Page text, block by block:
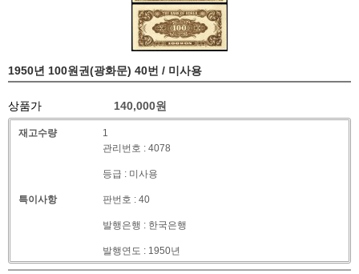
1950년 100원권(광화문) 40번 / 미사용
상품가 140,000원
재고수량 1
특이사항
관리번호 : 4078
등급 : 미사용
판번호 : 40
발행은행 : 한국은행
발행연도 : 1950년